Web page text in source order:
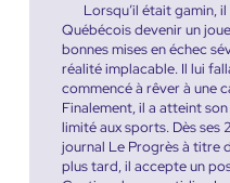
Lorsqu’il était gamin,
Québécois devenir un
bonnes mises en échec
réalité implacable. Il lui
commencé à rêver à une
Finalement, il a atteint
limité aux sports. Dès ses
journal Le Progrès à titre
plus tard, il accepte un